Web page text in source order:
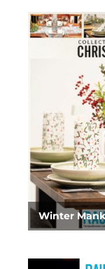
Winter